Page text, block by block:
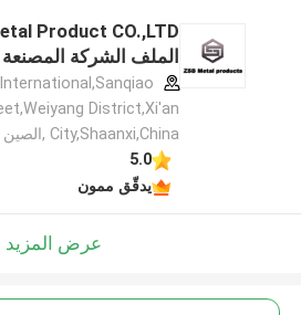
Product CO.,LTD
الملف الشركة المصنعة
District,Xi'an
City,Shaanxi,China ,الصين
5.0
يدقّق ممون
عرض المزيد